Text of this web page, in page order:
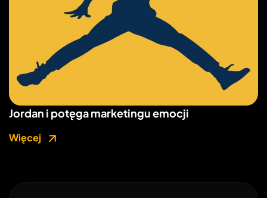
Jordan i potęga marketingu emocji
Więcej